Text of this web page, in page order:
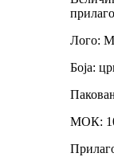
Лого:
Боја:
МОК: